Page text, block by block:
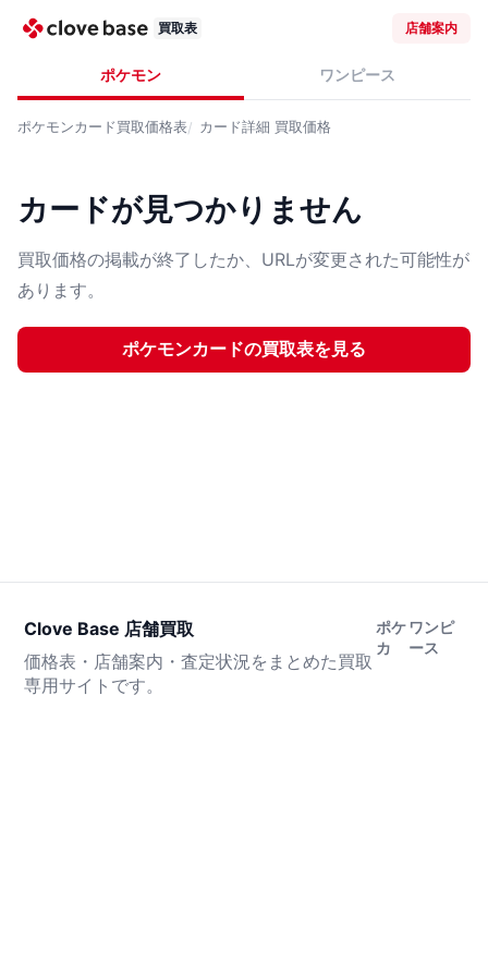
買取表 店舗案内
ポケモン ワンピース
ポケモンカード買取価格表 カード詳細 買取価格
カードが見つかりません
買取価格の掲載が終了したか、URLが変更された可能性が
あります。
ポケモンカードの買取表を見る
Clove Base 店舗買取
価格表・店舗案内・査定状況をまとめた買取
専用サイトです。
ポケ
カ
ワンピ
ース